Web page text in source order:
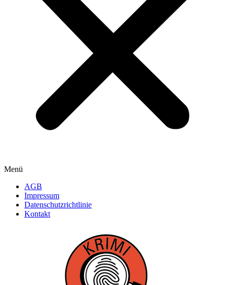
Menü
AGB
Impressum
Datenschutzrichtlinie
Kontakt